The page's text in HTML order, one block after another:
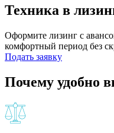
Техника в
Оформите лизинг с
комфортный период без
Подать заявку
Почему удобно